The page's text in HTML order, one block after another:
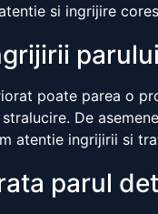
si ingrijire
poate parea o
De
atentie ingrijirii si
parul